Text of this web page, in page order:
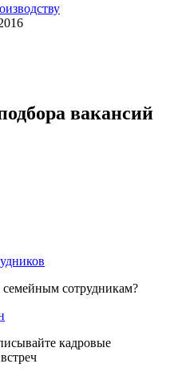
вакансий
семейным сотрудникам?
кадровые